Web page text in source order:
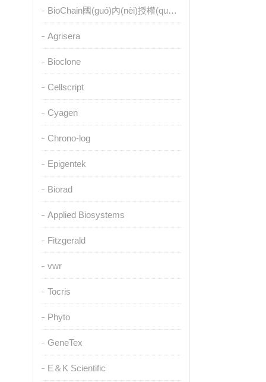
BioChain國(guó)內(nèi)授權(quán)代理
Agrisera
Bioclone
Cellscript
Cyagen
Chrono-log
Epigentek
Biorad
Applied Biosystems
Fitzgerald
vwr
Tocris
Phyto
GeneTex
E＆K Scientific